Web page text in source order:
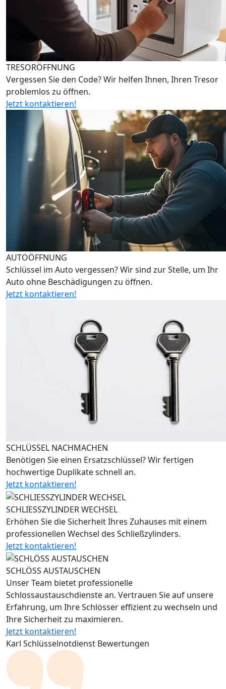
TRESORÖFFNUNG
Vergessen Sie den Code? Wir helfen Ihnen, Ihren Tresor
problemlos zu öffnen.
Jetzt kontaktieren!
AUTOÖFFNUNG
Schlüssel im Auto vergessen? Wir sind zur Stelle, um Ihr
Auto ohne Beschädigungen zu öffnen.
Jetzt kontaktieren!
SCHLÜSSEL NACHMACHEN
Benötigen Sie einen Ersatzschlüssel? Wir fertigen
hochwertige Duplikate schnell an.
Jetzt kontaktieren!
SCHLIESSZYLINDER WECHSEL
Erhöhen Sie die Sicherheit Ihres Zuhauses mit einem
professionellen Wechsel des Schließzylinders.
Jetzt kontaktieren!
SCHLÖSS AUSTAUSCHEN
Unser Team bietet professionelle
Schlossaustauschdienste an. Vertrauen Sie auf unsere
Erfahrung, um Ihre Schlösser effizient zu wechseln und
Ihre Sicherheit zu maximieren.
Jetzt kontaktieren!
Karl Schlüsselnotdienst Bewertungen